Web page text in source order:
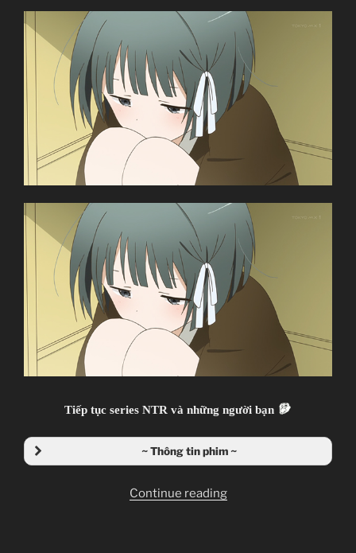
Isshuukan Friends.
One Week Friends.
一週間フレンズ.
TV Series
Unknown
07.04.2014 đến ??
Brain`s Base
Comedy, Coming of Age, Daily Life, High
~Thành viên thực hiện~
Uncle Lì
Zenko
Tiếp tục series NTR và những người bạn
~ Thông tin phim ~
Continue reading“Isshuukan